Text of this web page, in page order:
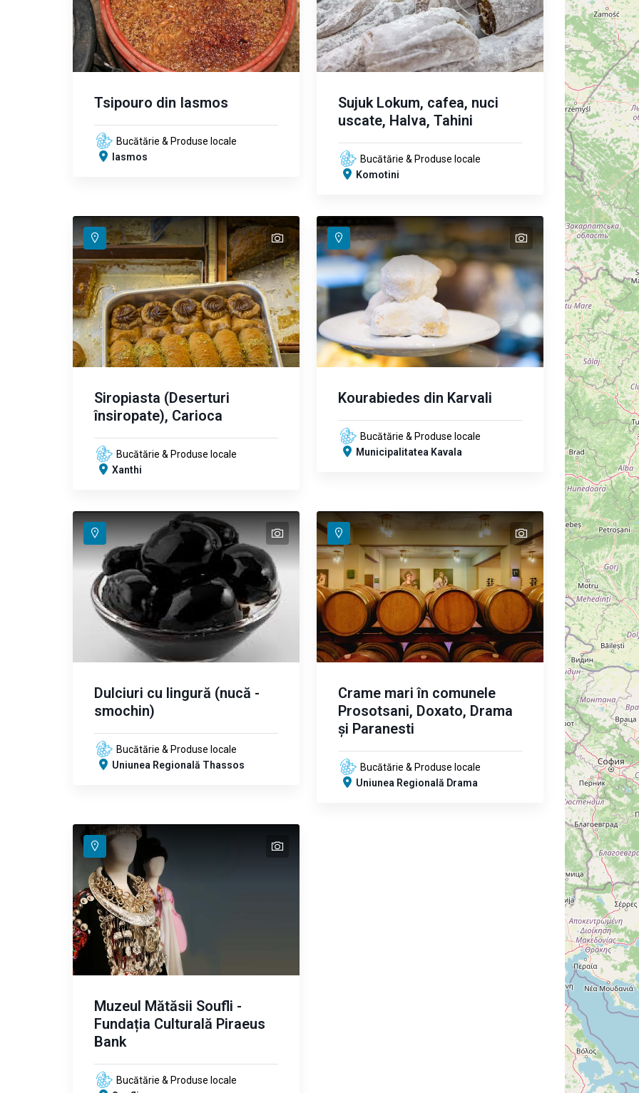
Tsipouro din Iasmos
Bucătărie & Produse locale
Iasmos
Sujuk Lokum, cafea, nuci
uscate, Halva, Tahini
Bucătărie & Produse locale
Komotini
text
Siropiasta (Deserturi
însiropate), Carioca
Bucătărie & Produse locale
Xanthi
text
Kourabiedes din Karvali
Bucătărie & Produse locale
Municipalitatea Kavala
text
Dulciuri cu lingură (nucă -
smochin)
Bucătărie & Produse locale
Uniunea Regională Thassos
text
text
text
text
text
text
text
text
Crame mari în comunele
Prosotsani, Doxato, Drama
și Paranesti
Bucătărie & Produse locale
Uniunea Regională Drama
Muzeul Mătăsii Soufli -
Fundația Culturală Piraeus
Bank
Bucătărie & Produse locale